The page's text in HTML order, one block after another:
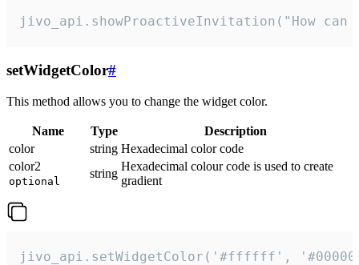
jivo_api.showProactiveInvitation("How
setWidgetColor#
This method allows you to change the widget color.
Name Type
Description
color
string Hexadecimal color code
color2
optional
string
Hexadecimal colour code is used to create
gradient
jivo_api.setWidgetColor('#ffffff',